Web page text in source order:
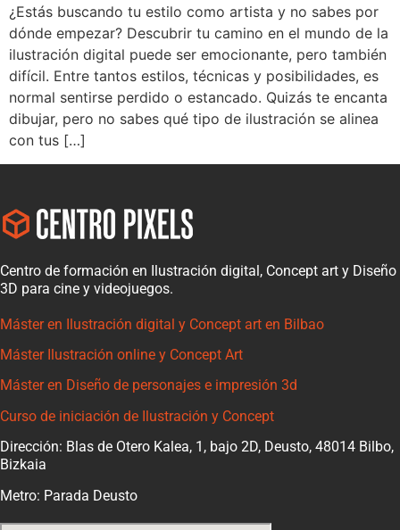
¿Estás buscando tu estilo como artista y no sabes por
dónde empezar? Descubrir tu camino en el mundo de la
ilustración digital puede ser emocionante, pero también
difícil. Entre tantos estilos, técnicas y posibilidades, es
normal sentirse perdido o estancado. Quizás te encanta
dibujar, pero no sabes qué tipo de ilustración se alinea
con tus […]
Centro de formación en Ilustración digital, Concept art y Diseño
3D para cine y videojuegos.
Máster en Ilustración digital y Concept art en Bilbao
Máster Ilustración online y Concept Art
Máster en Diseño de personajes e impresión 3d
Curso de iniciación de Ilustración y Concept
Dirección: Blas de Otero Kalea, 1, bajo 2D, Deusto, 48014 Bilbo,
Bizkaia
Metro: Parada Deusto